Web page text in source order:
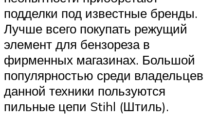
подделки под известные бренды.
Лучше всего покупать режущий
элемент для бензореза в
фирменных магазинах. Большой
популярностью среди владельцев
данной техники пользуются
пильные цепи Stihl (Штиль).